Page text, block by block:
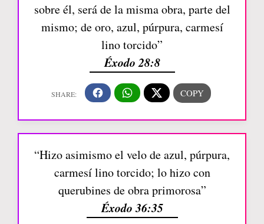
sobre él, será de la misma obra, parte del
mismo; de oro, azul, púrpura, carmesí
lino torcido”
Éxodo 28:8
“Hizo asimismo el velo de azul, púrpura,
carmesí lino torcido; lo hizo con
querubines de obra primorosa”
Éxodo 36:35